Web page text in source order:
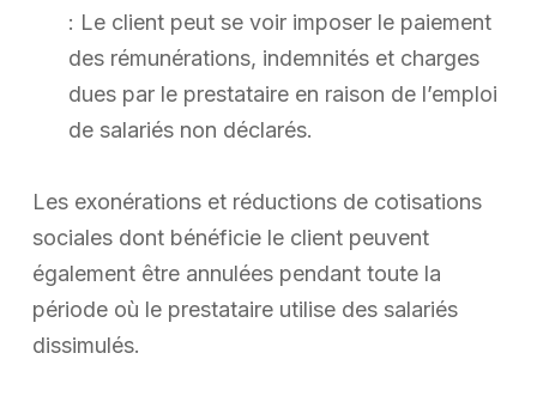
: Le client peut se voir imposer le paiement
des rémunérations, indemnités et charges
dues par le prestataire en raison de l’emploi
de salariés non déclarés.
Les exonérations et réductions de cotisations
sociales dont bénéficie le client peuvent
également être annulées pendant toute la
période où le prestataire utilise des salariés
dissimulés.